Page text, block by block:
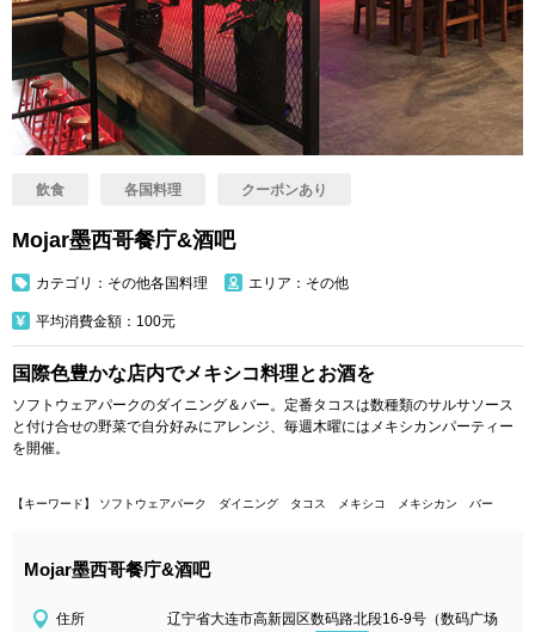
飲食 各国料理 クーポンあり
Mojar墨西哥餐庁&酒吧
カテゴリ：その他各国料理 エリア：その他
平均消費金額：100元
国際色豊かな店内でメキシコ料理とお酒を
ソフトウェアパークのダイニング＆バー。定番タコスは数種類のサルサソース
と付け合せの野菜で自分好みにアレンジ、毎週木曜にはメキシカンパーティー
を開催。
【キーワード】 ソフトウェアパーク ダイニング タコス メキシコ メキシカン バー
Mojar墨西哥餐庁&酒吧
住所
辽宁省大连市高新园区数码路北段16-9号（数码广场